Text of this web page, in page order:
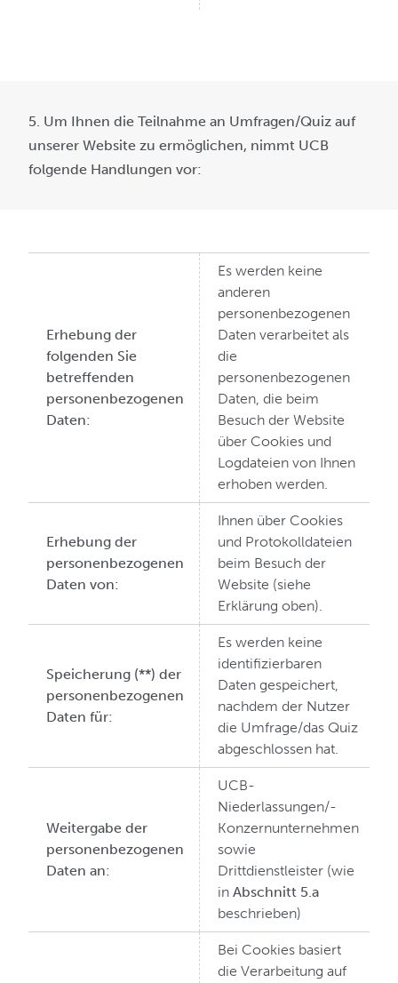
5. Um Ihnen die Teilnahme an Umfragen/Quiz auf
unserer Website zu ermöglichen, nimmt UCB
folgende Handlungen vor:
Erhebung der
folgenden Sie
betreffenden
personenbezogenen
Daten:
Es werden keine
anderen
personenbezogenen
Daten verarbeitet als
die
personenbezogenen
Daten, die beim
Besuch der Website
über Cookies und
Logdateien von Ihnen
erhoben werden.
Erhebung der
personenbezogenen
Daten von:
Ihnen über Cookies
und Protokolldateien
beim Besuch der
Website (siehe
Erklärung oben).
Speicherung (**) der
personenbezogenen
Daten für:
Es werden keine
identifizierbaren
Daten gespeichert,
nachdem der Nutzer
die Umfrage/das Quiz
abgeschlossen hat.
Weitergabe der
personenbezogenen
Daten an:
UCB-
Niederlassungen/-
Konzernunternehmen
sowie
Drittdienstleister (wie
in Abschnitt 5.a
beschrieben)
Bei Cookies basiert
die Verarbeitung auf